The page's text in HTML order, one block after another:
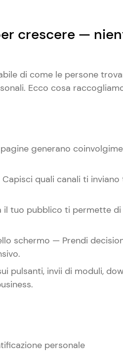
crescere —
di come le persone
Ecco cosa
generano
quali canali ti
il tuo pubblico ti permette
schermo — Prendi
pulsanti, invii di moduli,
personale